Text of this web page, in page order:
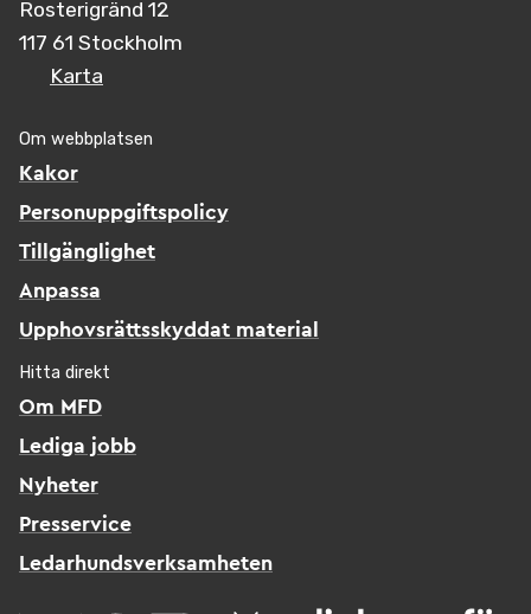
Rosterigränd 12
117 61 Stockholm
Karta
Om webbplatsen
Kakor
Personuppgiftspolicy
Tillgänglighet
Anpassa
Upphovsrättsskyddat material
Hitta direkt
Om MFD
Lediga jobb
Nyheter
Presservice
Ledarhundsverksamheten